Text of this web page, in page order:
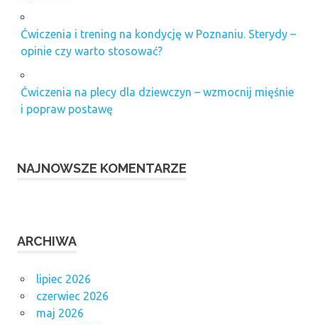
Ćwiczenia i trening na kondycję w Poznaniu. Sterydy –
opinie czy warto stosować?
Ćwiczenia na plecy dla dziewczyn – wzmocnij mięśnie
i popraw postawę
NAJNOWSZE KOMENTARZE
ARCHIWA
lipiec 2026
czerwiec 2026
maj 2026